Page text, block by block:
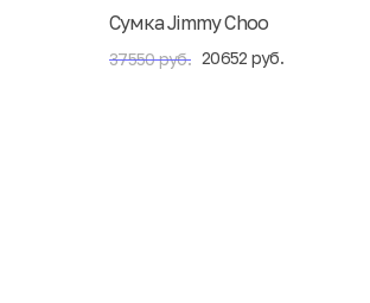
Сумка Jimmy Choo
37550 руб. 20652 руб.